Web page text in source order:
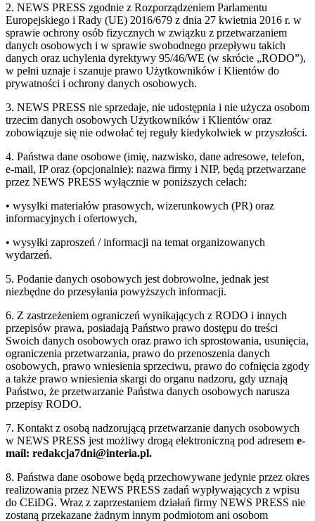
2. NEWS PRESS zgodnie z Rozporządzeniem Parlamentu
Europejskiego i Rady (UE) 2016/679 z dnia 27 kwietnia 2016 r. w
sprawie ochrony osób fizycznych w związku z przetwarzaniem
danych osobowych i w sprawie swobodnego przepływu takich
danych oraz uchylenia dyrektywy 95/46/WE (w skrócie „RODO”),
w pełni uznaje i szanuje prawo Użytkowników i Klientów do
prywatności i ochrony danych osobowych.
3. NEWS PRESS nie sprzedaje, nie udostępnia i nie użycza osobom
trzecim danych osobowych Użytkowników i Klientów oraz
zobowiązuje się nie odwołać tej reguły kiedykolwiek w przyszłości.
4. Państwa dane osobowe (imię, nazwisko, dane adresowe, telefon,
e-mail, IP oraz (opcjonalnie): nazwa firmy i NIP, będą przetwarzane
przez NEWS PRESS wyłącznie w poniższych celach:
• wysyłki materiałów prasowych, wizerunkowych (PR) oraz
informacyjnych i ofertowych,
• wysyłki zaproszeń / informacji na temat organizowanych
wydarzeń.
5. Podanie danych osobowych jest dobrowolne, jednak jest
niezbędne do przesyłania powyższych informacji.
6. Z zastrzeżeniem ograniczeń wynikających z RODO i innych
przepisów prawa, posiadają Państwo prawo dostępu do treści
Swoich danych osobowych oraz prawo ich sprostowania, usunięcia,
ograniczenia przetwarzania, prawo do przenoszenia danych
osobowych, prawo wniesienia sprzeciwu, prawo do cofnięcia zgody
a także prawo wniesienia skargi do organu nadzoru, gdy uznają
Państwo, że przetwarzanie Państwa danych osobowych narusza
przepisy RODO.
7. Kontakt z osobą nadzorującą przetwarzanie danych osobowych
w NEWS PRESS jest możliwy drogą elektroniczną pod adresem e-
mail: redakcja7dni@interia.pl.
8. Państwa dane osobowe będą przechowywane jedynie przez okres
realizowania przez NEWS PRESS zadań wypływających z wpisu
do CEiDG. Wraz z zaprzestaniem działań firmy NEWS PRESS nie
zostaną przekazane żadnym innym podmiotom ani osobom